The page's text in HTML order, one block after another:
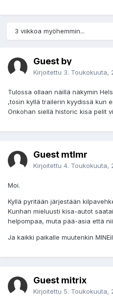
3 viikkoa myöhemmin...
Guest by
Kirjoitettu 3. Toukokuuta,
Tulossa ollaan näillä näkymin
,tosin kyllä trailerin kyydissä kun
Onkohan siellä historic kisa pelit
Guest mtlmr
Kirjoitettu 4. Toukokuuta,
Moi.
Kyllä pyritään järjestään
Kunhan mieluusti kisa-autot
helpompaa, muta pää-asia että
Ja kaikki paikalle muutenkin
Guest mitrix
Kirjoitettu 5. Toukokuuta,